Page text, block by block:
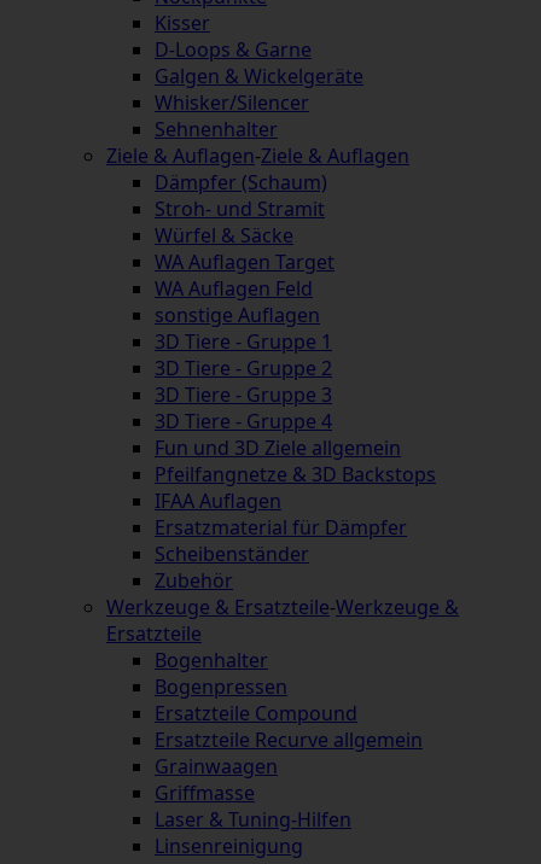
Kisser
D-Loops & Garne
Galgen & Wickelgeräte
Whisker/Silencer
Sehnenhalter
Ziele & Auflagen-Ziele & Auflagen
Dämpfer (Schaum)
Stroh- und Stramit
Würfel & Säcke
WA Auflagen Target
WA Auflagen Feld
sonstige Auflagen
3D Tiere - Gruppe 1
3D Tiere - Gruppe 2
3D Tiere - Gruppe 3
3D Tiere - Gruppe 4
Fun und 3D Ziele allgemein
Pfeilfangnetze & 3D Backstops
IFAA Auflagen
Ersatzmaterial für Dämpfer
Scheibenständer
Zubehör
Werkzeuge & Ersatzteile-Werkzeuge &
Ersatzteile
Bogenhalter
Bogenpressen
Ersatzteile Compound
Ersatzteile Recurve allgemein
Grainwaagen
Griffmasse
Laser & Tuning-Hilfen
Linsenreinigung